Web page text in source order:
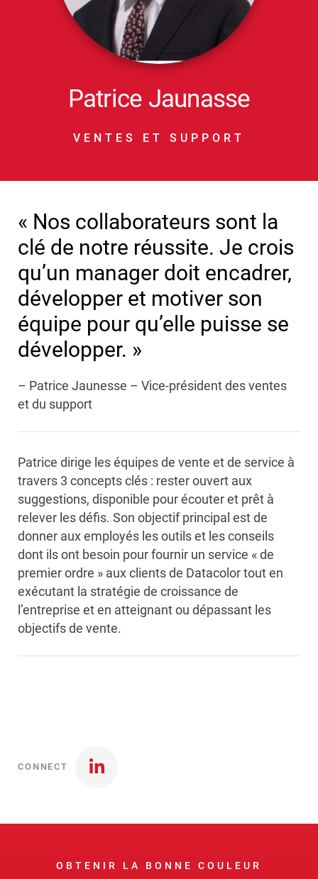
Patrice Jaunasse
VENTES ET SUPPORT
CONNECT
« Nos collaborateurs sont la
clé de notre réussite. Je crois
qu’un manager doit encadrer,
développer et motiver son
équipe pour qu’elle puisse se
développer. »
– Patrice Jaunesse – Vice-président des ventes
et du support
Patrice dirige les équipes de vente et de service à
travers 3 concepts clés : rester ouvert aux
suggestions, disponible pour écouter et prêt à
relever les défis. Son objectif principal est de
donner aux employés les outils et les conseils
dont ils ont besoin pour fournir un service « de
premier ordre » aux clients de Datacolor tout en
exécutant la stratégie de croissance de
l’entreprise et en atteignant ou dépassant les
objectifs de vente.
OBTENIR LA BONNE COULEUR